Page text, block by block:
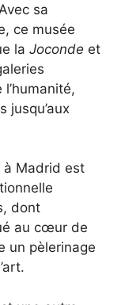
sa
ce musée
la Joconde et
jusqu’aux
à Madrid est
dont
au cœur de
un pèlerinage